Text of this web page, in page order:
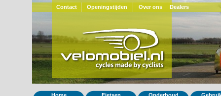
Contact Openingstijden Over ons Dealers